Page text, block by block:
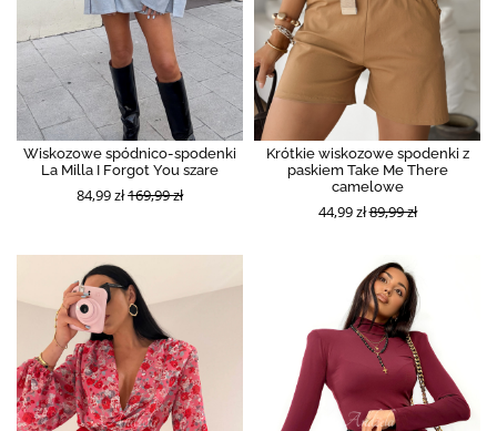
Wiskozowe spódnico-spodenki
La Milla I Forgot You szare
84,99 zł169,99 zł
Krótkie wiskozowe spodenki z
paskiem Take Me There
camelowe
44,99 zł89,99 zł